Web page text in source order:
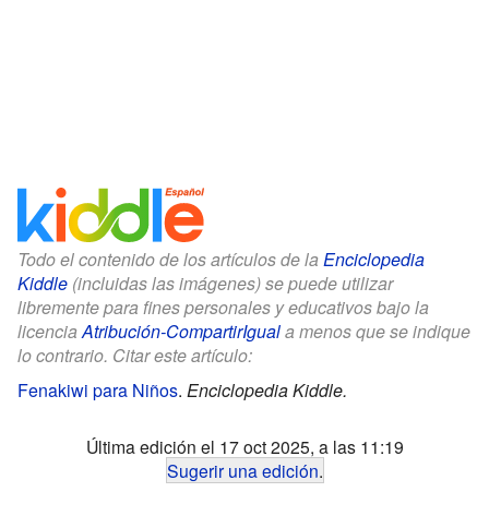
Todo el contenido de los artículos de la Enciclopedia
Kiddle (incluidas las imágenes) se puede utilizar
libremente para fines personales y educativos bajo la
licenciaAtribución-CompartirIguala menos que se indique
lo contrario. Citar este artículo:
Fenakiwi para Niños. Enciclopedia Kiddle.
Última edición el 17 oct 2025, a las 11:19
Sugerir una edición.